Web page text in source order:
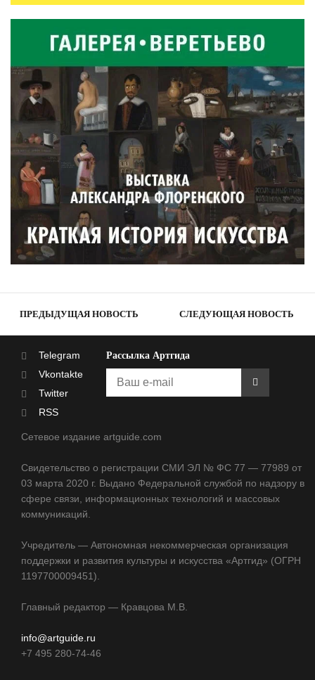
ПРЕДЫДУЩАЯ НОВОСТЬ СЛЕДУЮЩАЯ НОВОСТЬ
Telegram
Vkontakte
Twitter
RSS
Рассылка Артгида
Сетевое издание artguide.com
Свидетельство о регистрации СМИ ЭЛ № ФС 77 — 77989 от
03 марта 2020 г. Выдано Федеральной службой по надзору в
сфере связи, информационных технологий и массовых
коммуникаций.
Учредитель — Автономная некоммерческая организация
поддержки и развития культуры и искусства «Артгид» (ОГРН
1197700009451).
Главный редактор — Кравцова М.В.
info@artguide.ru
+7 495 280-74-46